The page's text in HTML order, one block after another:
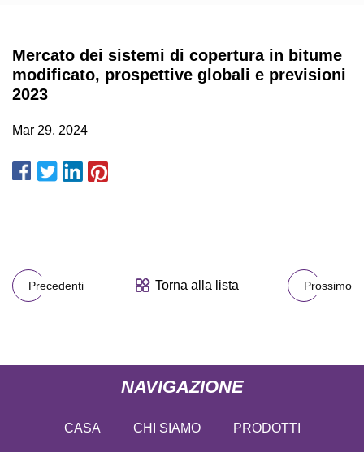
Mercato dei sistemi di copertura in bitume
modificato, prospettive globali e previsioni
2023
Mar 29, 2024
Precedenti Torna alla lista Prossimo
NAVIGAZIONE
CASA CHI SIAMO PRODOTTI